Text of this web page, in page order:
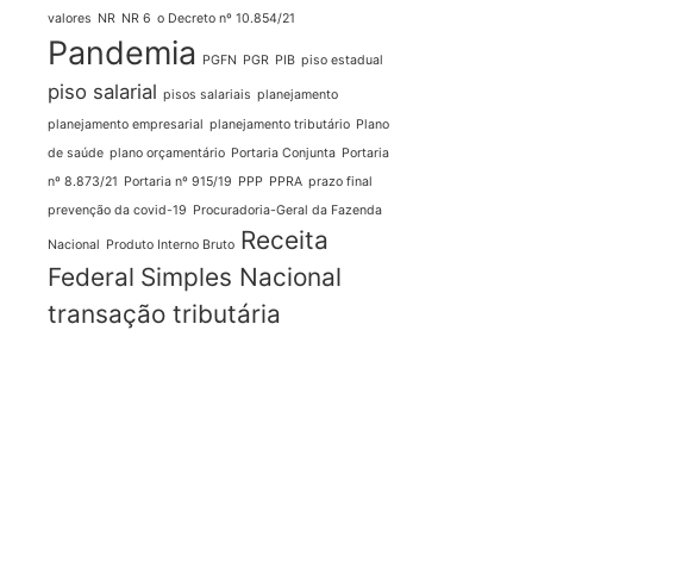
valores NR NR 6 o Decreto nº 10.854/21
Pandemia PGFN PGR PIB piso estadual
piso salarial pisos salariais planejamento
planejamento empresarial planejamento tributário Plano
de saúde plano orçamentário Portaria Conjunta Portaria
nº 8.873/21 Portaria nº 915/19 PPP PPRA prazo final
prevenção da covid-19 Procuradoria-Geral da Fazenda
Nacional Produto Interno Bruto Receita
Federal Simples Nacional
transação tributária